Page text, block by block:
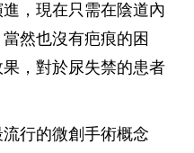
，現在只需在陰道內
然也沒有疤痕的困
，對於尿失禁的患者
行的微創手術概念